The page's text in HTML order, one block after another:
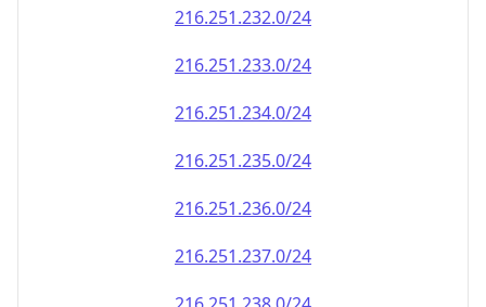
216.251.232.0/24
216.251.233.0/24
216.251.234.0/24
216.251.235.0/24
216.251.236.0/24
216.251.237.0/24